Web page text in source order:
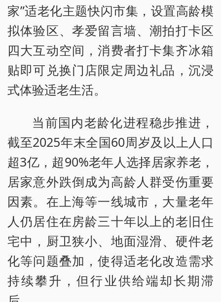
家”适老化主题快闪市集，设置高龄模
拟体验区、孝爱留言墙、潮拍打卡区
四大互动空间，消费者打卡集齐冰箱
贴即可兑换门店限定周边礼品，沉浸
式体验适老生活。
当前国内老龄化进程稳步推进，
截至2025年末全国60周岁及以上人口
超3亿，超90%老年人选择居家养老，
居家意外跌倒成为高龄人群受伤重要
因素。在上海等一线城市，大量老年
人仍居住在房龄三十年以上的老旧住
宅中，厨卫狭小、地面湿滑、硬件老
化等问题叠加，使得适老化改造需求
持续攀升，但行业供给端却长期滞